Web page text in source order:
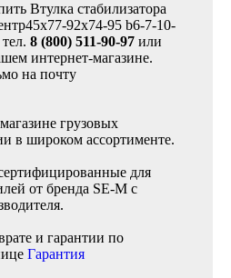
Втулка стабилизатора
92x74-95 b6-7-10-
8 (800) 511-90-97 или
интернет-магазине.
на почту
грузовых
в широком ассортименте.
для
от бренда SE-M с
и гарантии по
Гарантия